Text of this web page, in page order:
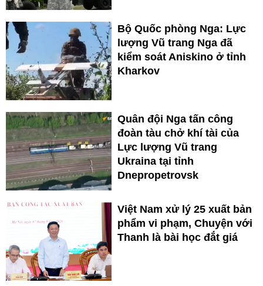
Bộ Quốc phòng Nga: Lực
lượng Vũ trang Nga đã
kiểm soát Aniskino ở tỉnh
Kharkov
Quân đội Nga tấn công
đoàn tàu chở khí tài của
Lực lượng Vũ trang
Ukraina tại tỉnh
Dnepropetrovsk
Việt Nam xử lý 25 xuất bản
phẩm vi phạm, Chuyện với
Thanh là bài học đắt giá